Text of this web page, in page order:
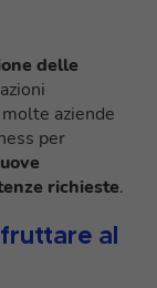
delle
aziende
per
richieste.
al